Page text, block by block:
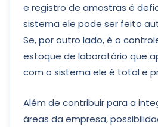
e registro de amostras é
sistema ele pode ser feito
Se, por outro lado, é o
estoque de laboratório que
com o sistema ele é total e
Além de contribuir para a
áreas da empresa,